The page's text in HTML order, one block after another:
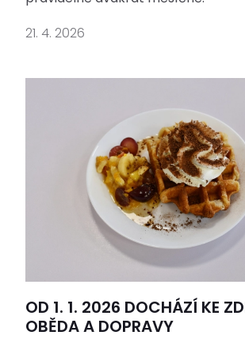
21. 4. 2026
OD 1. 1. 2026 DOCHÁZÍ KE
OBĚDA A DOPRAVY